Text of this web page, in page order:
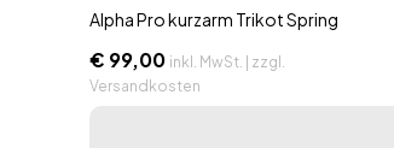
Alpha Pro kurzarm Trikot Spring
€ 99,00 inkl. MwSt. | zzgl.
Versandkosten